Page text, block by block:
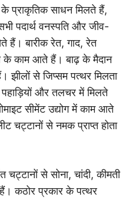
प्राकृतिक साधन मिलते हैं,
पदार्थ वनस्पति और जीव-
हैं। बारीक रेत, गाद, रेत
के काम आते हैं। बाढ़ के मैदान
झीलों से जिप्सम पत्थर मिलता
और तलचर में मिलते
सीमेंट उद्योग में काम आते
चट्टानों से नमक प्राप्त होता
चट्टानों से सोना, चांदी, कीमती
कठोर प्रकार के पत्थर